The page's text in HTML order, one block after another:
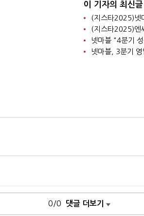
이 기자의 최신글
(지스타2025)넷
(지스타2025)엔
넷마블 "4분기
넷마블, 3분기
0/0 댓글 더보기